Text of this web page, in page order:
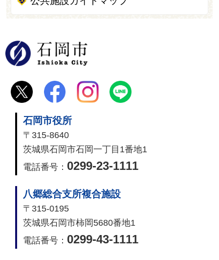
石岡市役所
〒315-8640
茨城県石岡市石岡一丁目1番地1
電話番号： 0299-23-1111
八郷総合支所複合施設
〒315-0195
茨城県石岡市柿岡5680番地1
電話番号： 0299-43-1111